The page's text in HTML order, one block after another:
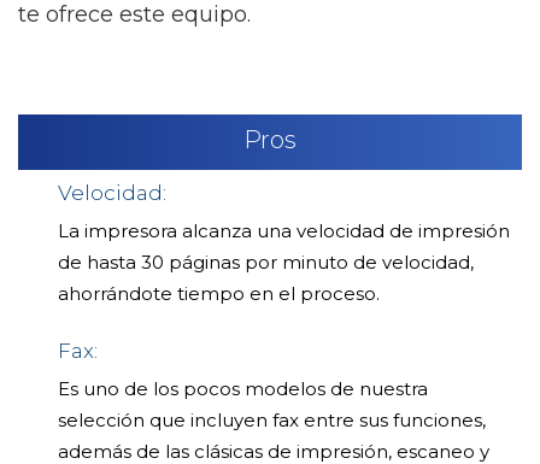
te ofrece este equipo.
Pros
Velocidad:
La impresora alcanza una velocidad de impresión
de hasta 30 páginas por minuto de velocidad,
ahorrándote tiempo en el proceso.
Fax:
Es uno de los pocos modelos de nuestra
selección que incluyen fax entre sus funciones,
además de las clásicas de impresión, escaneo y